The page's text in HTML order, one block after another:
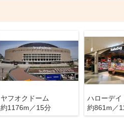
ヤフオクドーム
約1176m／15分
ハローデイ
約861m／